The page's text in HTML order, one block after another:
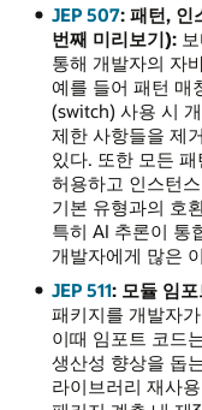
JEP 507: 패턴, 인
번째 미리보기):보
통해 개발자의 자
예를 들어 패턴 매
(switch) 사용 시
제한 사항들을 제
있다. 또한 모든
허용하고 인스턴
기본 유형과의 호
특히 AI 추론이 통
개발자에게 많은
JEP 511: 모듈 임
패키지를 개발자
이때 임포트 코드
생산성 향상을 돕
라이브러리 재사